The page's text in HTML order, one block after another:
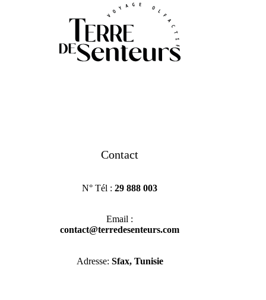
Contact
N° Tél :29 888 003
Email :
contact@terredesenteurs.com
Adresse: Sfax, Tunisie